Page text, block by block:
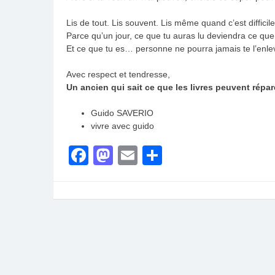
Lis de tout. Lis souvent. Lis même quand c’est difficile.
Parce qu’un jour, ce que tu auras lu deviendra ce que
Et ce que tu es… personne ne pourra jamais te
Avec respect et tendresse,
Un ancien qui sait ce que les livres peuvent
Guido SAVERIO
vivre avec guido
Facebook
Mastodon
Email